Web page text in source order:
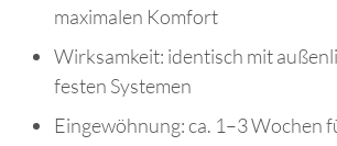
maximalen Komfort
Wirksamkeit: identisch mit
festen Systemen
Eingewöhnung: ca. 1–3 Wochen